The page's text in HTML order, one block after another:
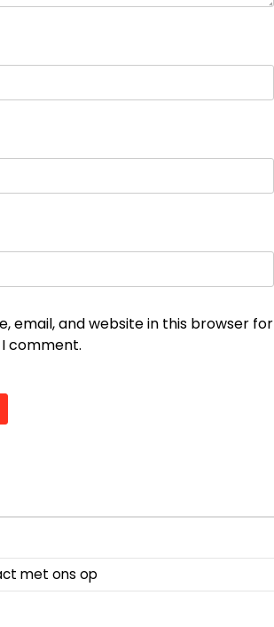
email, and website in this browser for
comment.
met ons op